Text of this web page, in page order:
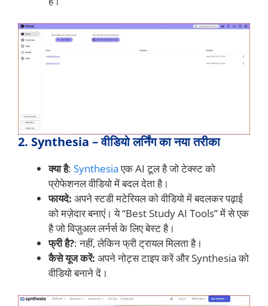
2. Synthesia – वीडियो लर्निंग का नया तरीका
क्या है: Synthesiaएक AI टूल है जो टेक्स्ट को
प्रोफेशनल वीडियो में बदल देता है।
फायदे: अपने स्टडी मटेरियल को वीडियो में बदलकर पढ़ाई
को मज़ेदार बनाएं। ये “Best Study AI Tools” में से एक
है जो विज़ुअल लर्नर्स के लिए बेस्ट है।
फ्री है?: नहीं, लेकिन फ्री ट्रायल मिलता है।
कैसे यूज करें: अपने नोट्स टाइप करें और Synthesia को
वीडियो बनाने दें।